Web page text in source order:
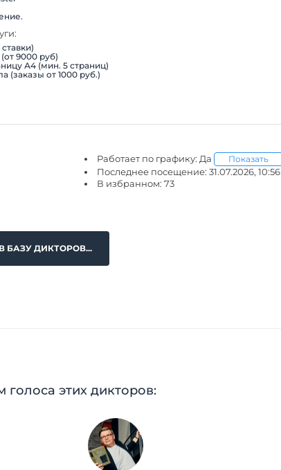
9000 руб)
А4 (мин. 5 страниц)
(заказы от 1000 руб.)
Работает по графику: Да Показать
Последнее посещение: 31.07.2026, 10:56
В избранном: 73
БАЗУ ДИКТОРОВ...
этих дикторов: